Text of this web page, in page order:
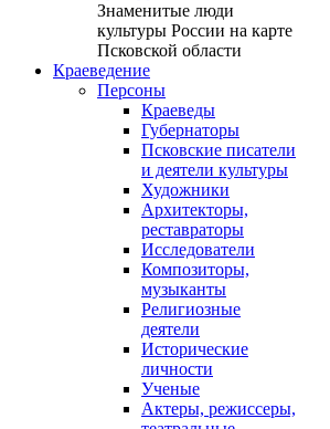
Знаменитые люди
культуры России на карте
Псковской области
Краеведение
Персоны
Краеведы
Губернаторы
Псковские писатели
и деятели культуры
Художники
Архитекторы,
реставраторы
Исследователи
Композиторы,
музыканты
Религиозные
деятели
Исторические
личности
Ученые
Актеры, режиссеры,